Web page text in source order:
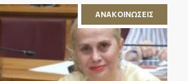
ΑΝΑΚΟΙΝΩΣΕΙΣ